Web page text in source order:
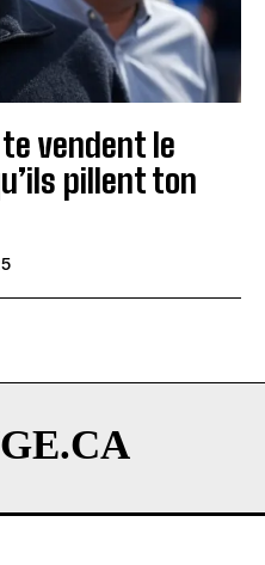
vendent le
pillent ton